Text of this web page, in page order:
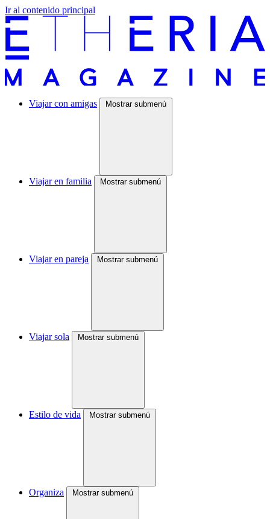
Ir al contenido principal
Viajar con amigas Mostrar submenú
Viajar en familia Mostrar submenú
Viajar en pareja Mostrar submenú
Viajar sola Mostrar submenú
Estilo de vida Mostrar submenú
Organiza Mostrar submenú